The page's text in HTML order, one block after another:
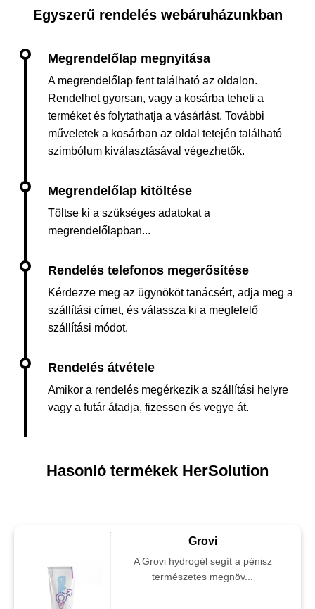
Egyszerű rendelés webáruházunkban
A megrendelőlap fent található az oldalon.
Rendelhet gyorsan, vagy a kosárba teheti a
terméket és folytathatja a vásárlást. További
műveletek a kosárban az oldal tetején található
szimbólum kiválasztásával végezhetők.
Töltse ki a szükséges adatokat a
megrendelőlapban...
Kérdezze meg az ügynököt tanácsért, adja meg a
szállítási címet, és válassza ki a megfelelő
szállítási módot.
Amikor a rendelés megérkezik a szállítási helyre
vagy a futár átadja, fizessen és vegye át.
Hasonló termékek HerSolution
Grovi
A Grovi hydrogél segít a pénisz
természetes megnöv...